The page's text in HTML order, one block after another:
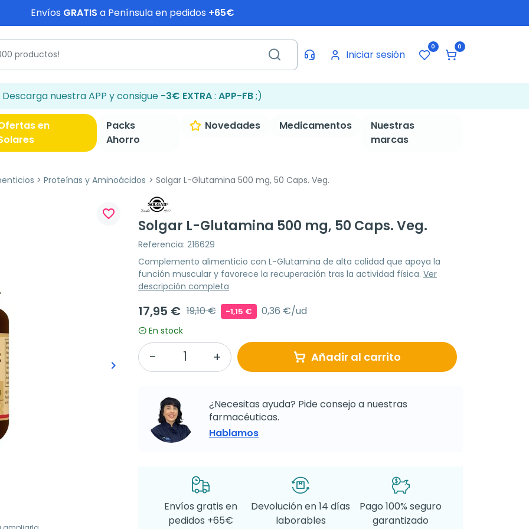
Envíos GRATIS a Península en pedidos +65€
Iniciar sesión
0 0
Descarga nuestra APP y consigue -3€ EXTRA: APP-FB;)
en
Packs
Ahorro
Novedades Medicamentos
Nuestras
marcas
Proteínas y Aminoácidos Solgar L-Glutamina 500 mg, 50 Caps. Veg.
Siguiente
keyboard_arrow_right
favorite_border
Solgar L-Glutamina 500 mg, 50 Caps. Veg.
Referencia: 216629
Complemento alimenticio con L-Glutamina de alta calidad que apoya la
función muscular y favorece la recuperación tras la actividad física. Ver
descripción completa
17,95 € 19,10 € -1,15 € 0,36 €/ud
En stock
Añadir al carrito
¿Necesitas ayuda? Pide consejo a nuestras
farmacéuticas.
Hablamos
Envíos gratis en
pedidos +65€
Devolución en 14 días
laborables
Pago 100% seguro
garantizado